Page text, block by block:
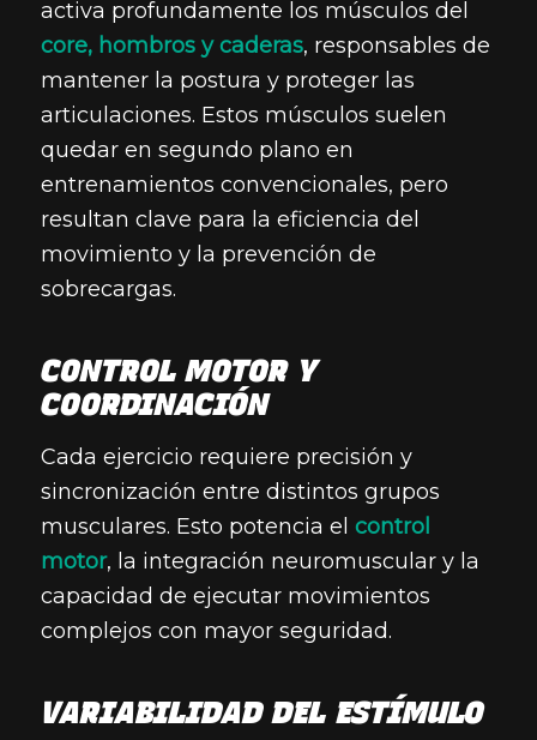
activa profundamente los músculos del
core, hombros y caderas, responsables de
mantener la postura y proteger las
articulaciones. Estos músculos suelen
quedar en segundo plano en
entrenamientos convencionales, pero
resultan clave para la eficiencia del
movimiento y la prevención de
sobrecargas.
CONTROL MOTOR Y
COORDINACIÓN
Cada ejercicio requiere precisión y
sincronización entre distintos grupos
musculares. Esto potencia el control
motor, la integración neuromuscular y la
capacidad de ejecutar movimientos
complejos con mayor seguridad.
VARIABILIDAD DEL ESTÍMULO